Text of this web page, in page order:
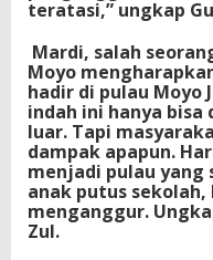
teratasi,” ungkap
Mardi, salah
Moyo
hadir di pulau Moyo
indah ini hanya
luar. Tapi
dampak apapun.
menjadi pulau
anak putus sekolah,
menganggur.
Zul.